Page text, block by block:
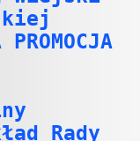
PROMOCJA
Rady